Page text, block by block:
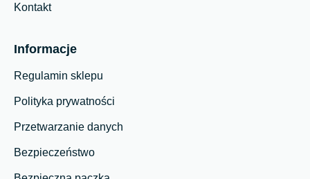
Kontakt
Informacje
Regulamin sklepu
Polityka prywatności
Przetwarzanie danych
Bezpieczeństwo